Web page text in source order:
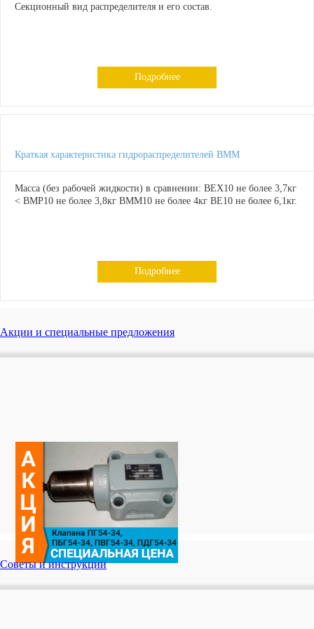
Секционный вид распределителя и его состав.
Подробнее
Краткая характеристика гидрораспределителей ВММ
Масса (без рабочей жидкости) в сравнении: ВЕХ10 не более 3,7кг
< ВМР10 не более 3,8кг ВММ10 не более 4кг ВЕ10 не более 6,1кг.
Подробнее
Акции и специальные предложения
Советы и инструкции